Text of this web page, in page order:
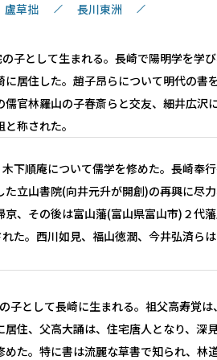
盧草拙 長川東洲
子として生まれる。長崎で陽明学を学
居住した。趙子昂らについて明代の書
官林羅山の子春斎らと交友、細井広沢
称された。
下順庵について儒学を修めた。長崎奉
立山書院(向井元升が開創)の再興に尽
、その後は富山藩(富山県富山市)２代
た。西川如見、福山徳潤、今井弘済ら
子として長崎に生まれる。祖父高寿覚は
住、父高大誦は、住宅唐人となり、深
た。特に書は流麗な草書で知られ、林